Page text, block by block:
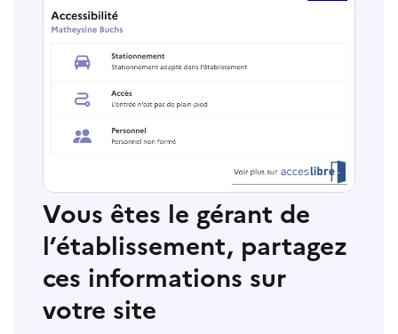
Vous êtes le gérant de
l’établissement, partagez
ces informations sur
votre site